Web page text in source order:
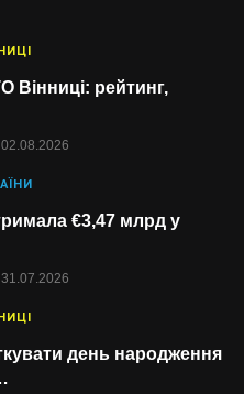
Вінниці: рейтинг,
02.08.2026
€3,47 млрд у
31.07.2026
день народження